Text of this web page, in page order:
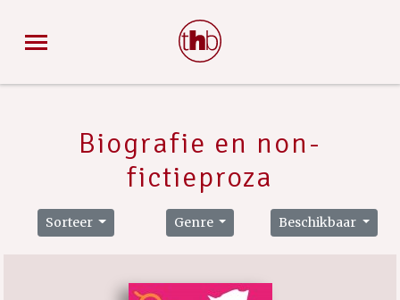
Biografie en non-
fictieproza
Sorteer Genre Beschikbaar